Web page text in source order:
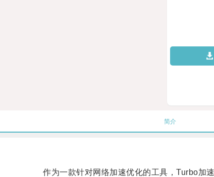
简介
作为一款针对网络加速优化的工具，Turbo加速